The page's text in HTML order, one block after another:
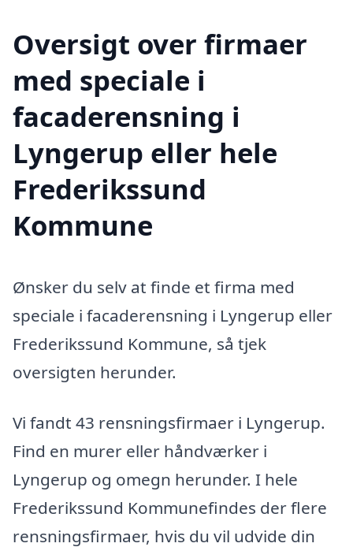
Oversigt over firmaer
med speciale i
facaderensning i
Lyngerup eller hele
Frederikssund
Kommune
Ønsker du selv at finde et firma med
speciale i facaderensning i Lyngerup eller
Frederikssund Kommune, så tjek
oversigten herunder.
Vi fandt 43 rensningsfirmaer i Lyngerup.
Find en murer eller håndværker i
Lyngerup og omegn herunder. I hele
Frederikssund Kommunefindes der flere
rensningsfirmaer, hvis du vil udvide din